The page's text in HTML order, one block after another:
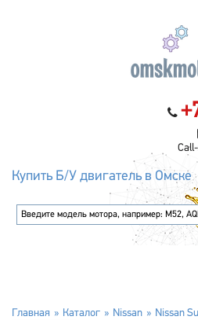
Купить Б/У двигатель в Омске
Главная Каталог Nissan Nissan